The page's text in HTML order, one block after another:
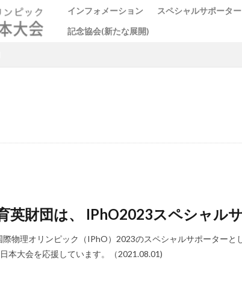
インフォメーション スペシャルサポーター
記念協会(新たな展開)
英財団は、 IPhO2023スペシャル
物理オリンピック（IPhO）2023のスペシャルサポーターと
本大会を応援しています。（2021.08.01)